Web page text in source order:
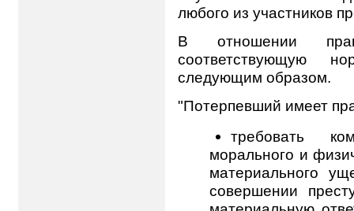
любого из участников
В отношении прав
соответствующую
следующим образом.
"Потерпевший имеет
требовать
морального и
материального
совершении